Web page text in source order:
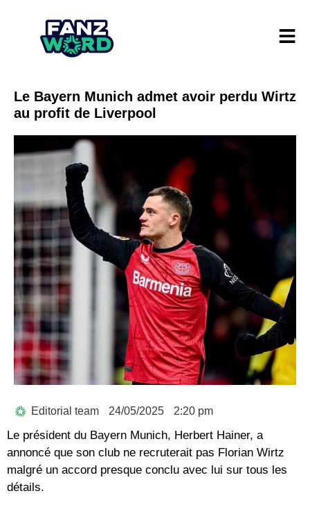
Le Bayern Munich admet avoir perdu Wirtz
au profit de Liverpool
Editorial team 24/05/2025 2:20 pm
Le président du Bayern Munich, Herbert Hainer, a
annoncé que son club ne recruterait pas Florian Wirtz
malgré un accord presque conclu avec lui sur tous les
détails.